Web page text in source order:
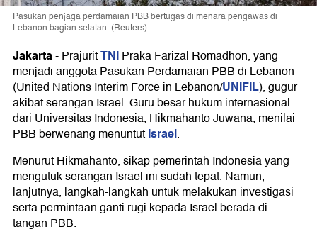
Pasukan penjaga perdamaian PBB bertugas di menara pengawas di
Lebanon bagian selatan. (Reuters)
Jakarta-PrajuritTNIPraka Farizal Romadhon, yang
menjadi anggota Pasukan Perdamaian PBB di Lebanon
(United Nations Interim Force in Lebanon/UNIFIL), gugur
akibat serangan Israel. Guru besar hukum internasional
dari Universitas Indonesia, Hikmahanto Juwana, menilai
PBB berwenang menuntutIsrael.
Menurut Hikmahanto, sikap pemerintah Indonesia yang
mengutuk serangan Israel ini sudah tepat. Namun,
lanjutnya, langkah-langkah untuk melakukan investigasi
serta permintaan ganti rugi kepada Israel berada di
tangan PBB.